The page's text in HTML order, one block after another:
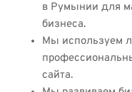
в Румынии для
бизнеса.
Мы используем
сайта.